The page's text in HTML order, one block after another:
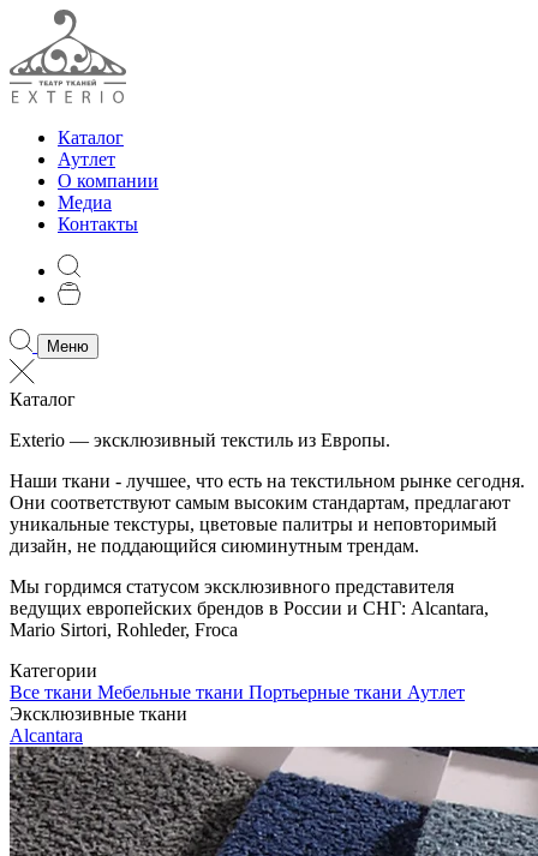
Каталог
Аутлет
О компании
Медиа
Контакты
Меню
Каталог
Exterio — эксклюзивный текстиль из Европы.
Наши ткани - лучшее, что есть на текстильном рынке сегодня.
Они соответствуют самым высоким стандартам, предлагают
уникальные текстуры, цветовые палитры и неповторимый
дизайн, не поддающийся сиюминутным трендам.
Мы гордимся статусом эксклюзивного представителя
ведущих европейских брендов в России и СНГ: Alcantara,
Mario Sirtori, Rohleder, Froca
Категории
Все ткани Мебельные ткани Портьерные ткани Аутлет
Эксклюзивные ткани
Alcantara